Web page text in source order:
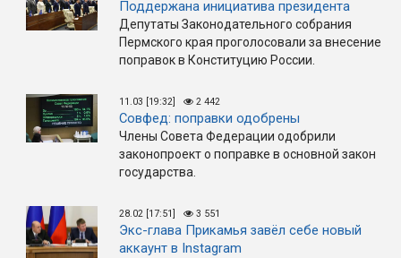
Поддержана инициатива президента
Депутаты Законодательного собрания
Пермского края проголосовали за внесение
поправок в Конституцию России.
11.03 [19:32] 2 442
Совфед: поправки одобрены
Члены Совета Федерации одобрили
законопроект о поправке в основной закон
государства.
28.02 [17:51] 3 551
Экс-глава Прикамья завёл себе новый
аккаунт в Instagram